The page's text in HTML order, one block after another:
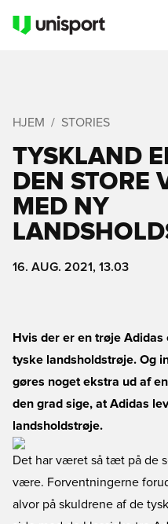
HJEM STORIES
TYSKLAND
DEN STORE
MED NY
16. AUG. 2021, 13.03
Hvis der er en trøje
tyske landsholdstrøje. Og
gøres noget ekstra ud af
den grad sige, at Adidas
landsholdstrøje.
Det har været så tæt på de
være. Forventningerne
alvor på skuldrene af de